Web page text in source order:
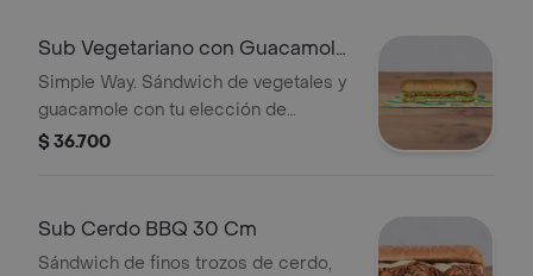
Sub Vegetariano con Guacamole
30 Cm
Simple Way. Sándwich de vegetales y
guacamole con tu elección de
quesos, salsas y vegetales frescos.
$ 36.700
Sub Cerdo BBQ 30 Cm
Sándwich de finos trozos de cerdo,